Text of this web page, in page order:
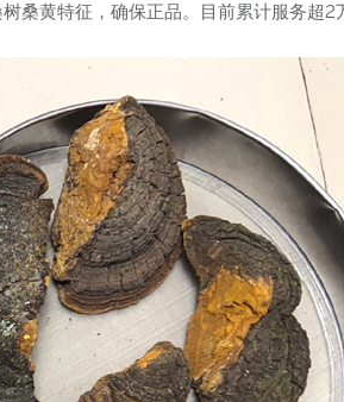
桑黄特征，确保正品。目前累计服务超